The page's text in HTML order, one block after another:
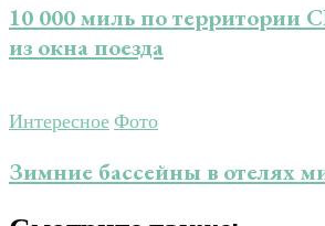
10 000 миль по территории
из окна поезда
ИнтересноеФото
Зимние бассейны в отелях